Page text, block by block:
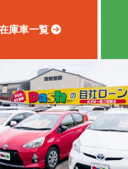
庫車一覧